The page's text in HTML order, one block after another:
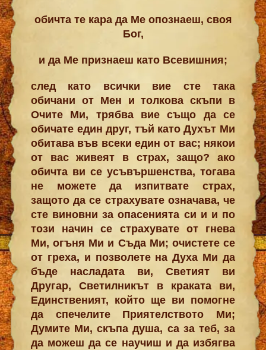
обичта те кара да Ме опознаеш, своя
Бог,
и да Ме признаеш като Всевишния;
след като всички вие сте така
обичани от Мен и толкова скъпи в
Очите Ми, трябва вие също да се
обичате един друг, тъй като Духът Ми
обитава във всеки един от вас; някои
от вас живеят в страх, защо? ако
обичта ви се усъвършенства, тогава
не можете да изпитвате страх,
защото да се страхувате означава, че
сте виновни за опасенията си и и по
този начин се страхувате от гнева
Ми, огъня Ми и Съда Ми; очистете се
от греха, и позволете на Духа Ми да
бъде насладата ви, Светият ви
Другар, Светилникът в краката ви,
Единственият, който ще ви помогне
да спечелите Приятелството Ми;
Думите Ми, скъпа душа, са за теб, за
да можеш да се научиш и да избягва